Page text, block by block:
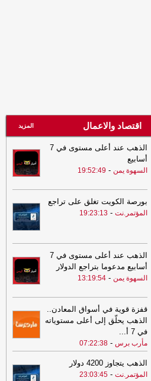
اقتصاد والاعمال المزيد
الذهب عند أعلى مستوى في 7
أسابيع
السهوة يمن -
19:52:49
بورصة الكويت تغلق على تراجع
المؤتمر.نت -
19:23:13
الذهب عند أعلى مستوى في 7
أسابيع مدعوما بتراجع الدولار
السهوة يمن -
13:19:54
قفزة قوية في أسواق المعادن..
الذهب يحلّق إلى أعلى مستوياته
في 7 أ
...
مأرب برس -
07:22:38
الذهب يتجاوز 4200 دولار
المؤتمر.نت -
23:03:45